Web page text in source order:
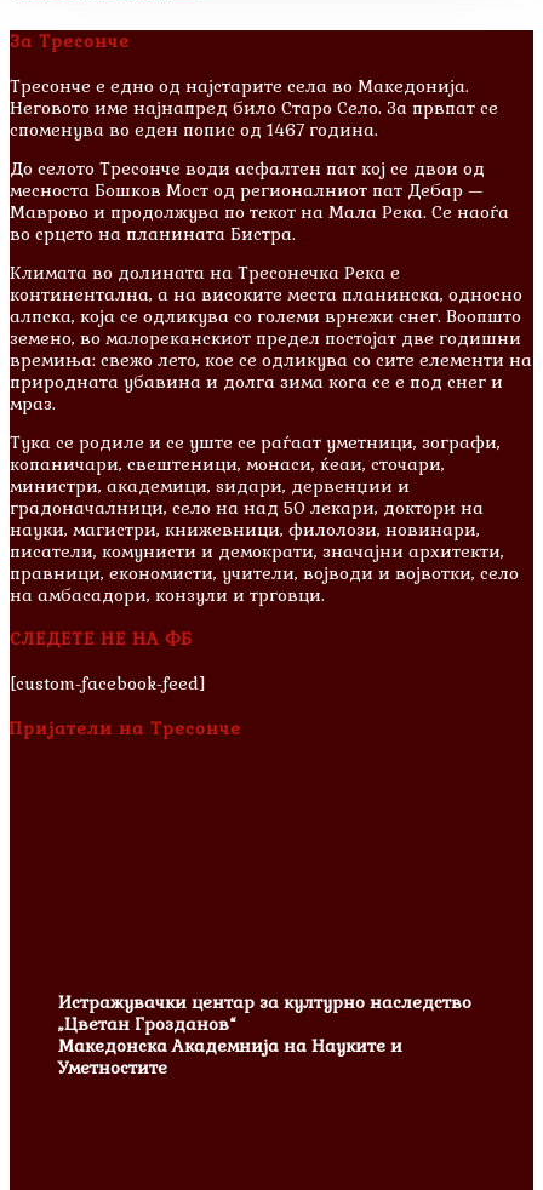
За Тресонче
Тресонче е едно од најстарите села во Македонија.
Неговото име најнапред било Старо Село. За првпат се
споменува во еден попис од 1467 година.
До селото Тресонче води асфалтен пат кој се двои од
месноста Бошков Мост од регионалниот пат Дебар —
Маврово и продолжува по текот на Мала Река. Се наоѓа
во срцето на планината Бистра.
Климата во долината на Тресонечка Река е
континентална, а на високите места планинска, односно
алпска, која се одликува со големи врнежи снег. Воопшто
земено, во малореканскиот предел постојат две годишни
времиња: свежо лето, кое се одликува со сите елементи на
природната убавина и долга зима кога се е под снег и
мраз.
Тука се родиле и сe уште се раѓаат уметници, зографи,
копаничари, свештеници, монаси, ќеаи, сточари,
министри, академици, ѕидари, дервенџии и
градоначалници, село на над 50 лекари, доктори на
науки, магистри, книжевници, филолози, новинари,
писатели, комунисти и демократи, значајни архитекти,
правници, економисти, учители, војводи и војвотки, село
на амбасадори, конзули и трговци.
СЛЕДЕТЕ НЕ НА ФБ
[custom-facebook-feed]
Пријатели на Тресонче
Истражувачки центар за културно наследство
„Цветан Грозданов“
Македонска Академнија на Науките и
Уметностите